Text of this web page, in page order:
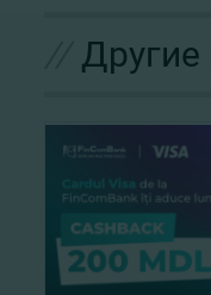
Другие